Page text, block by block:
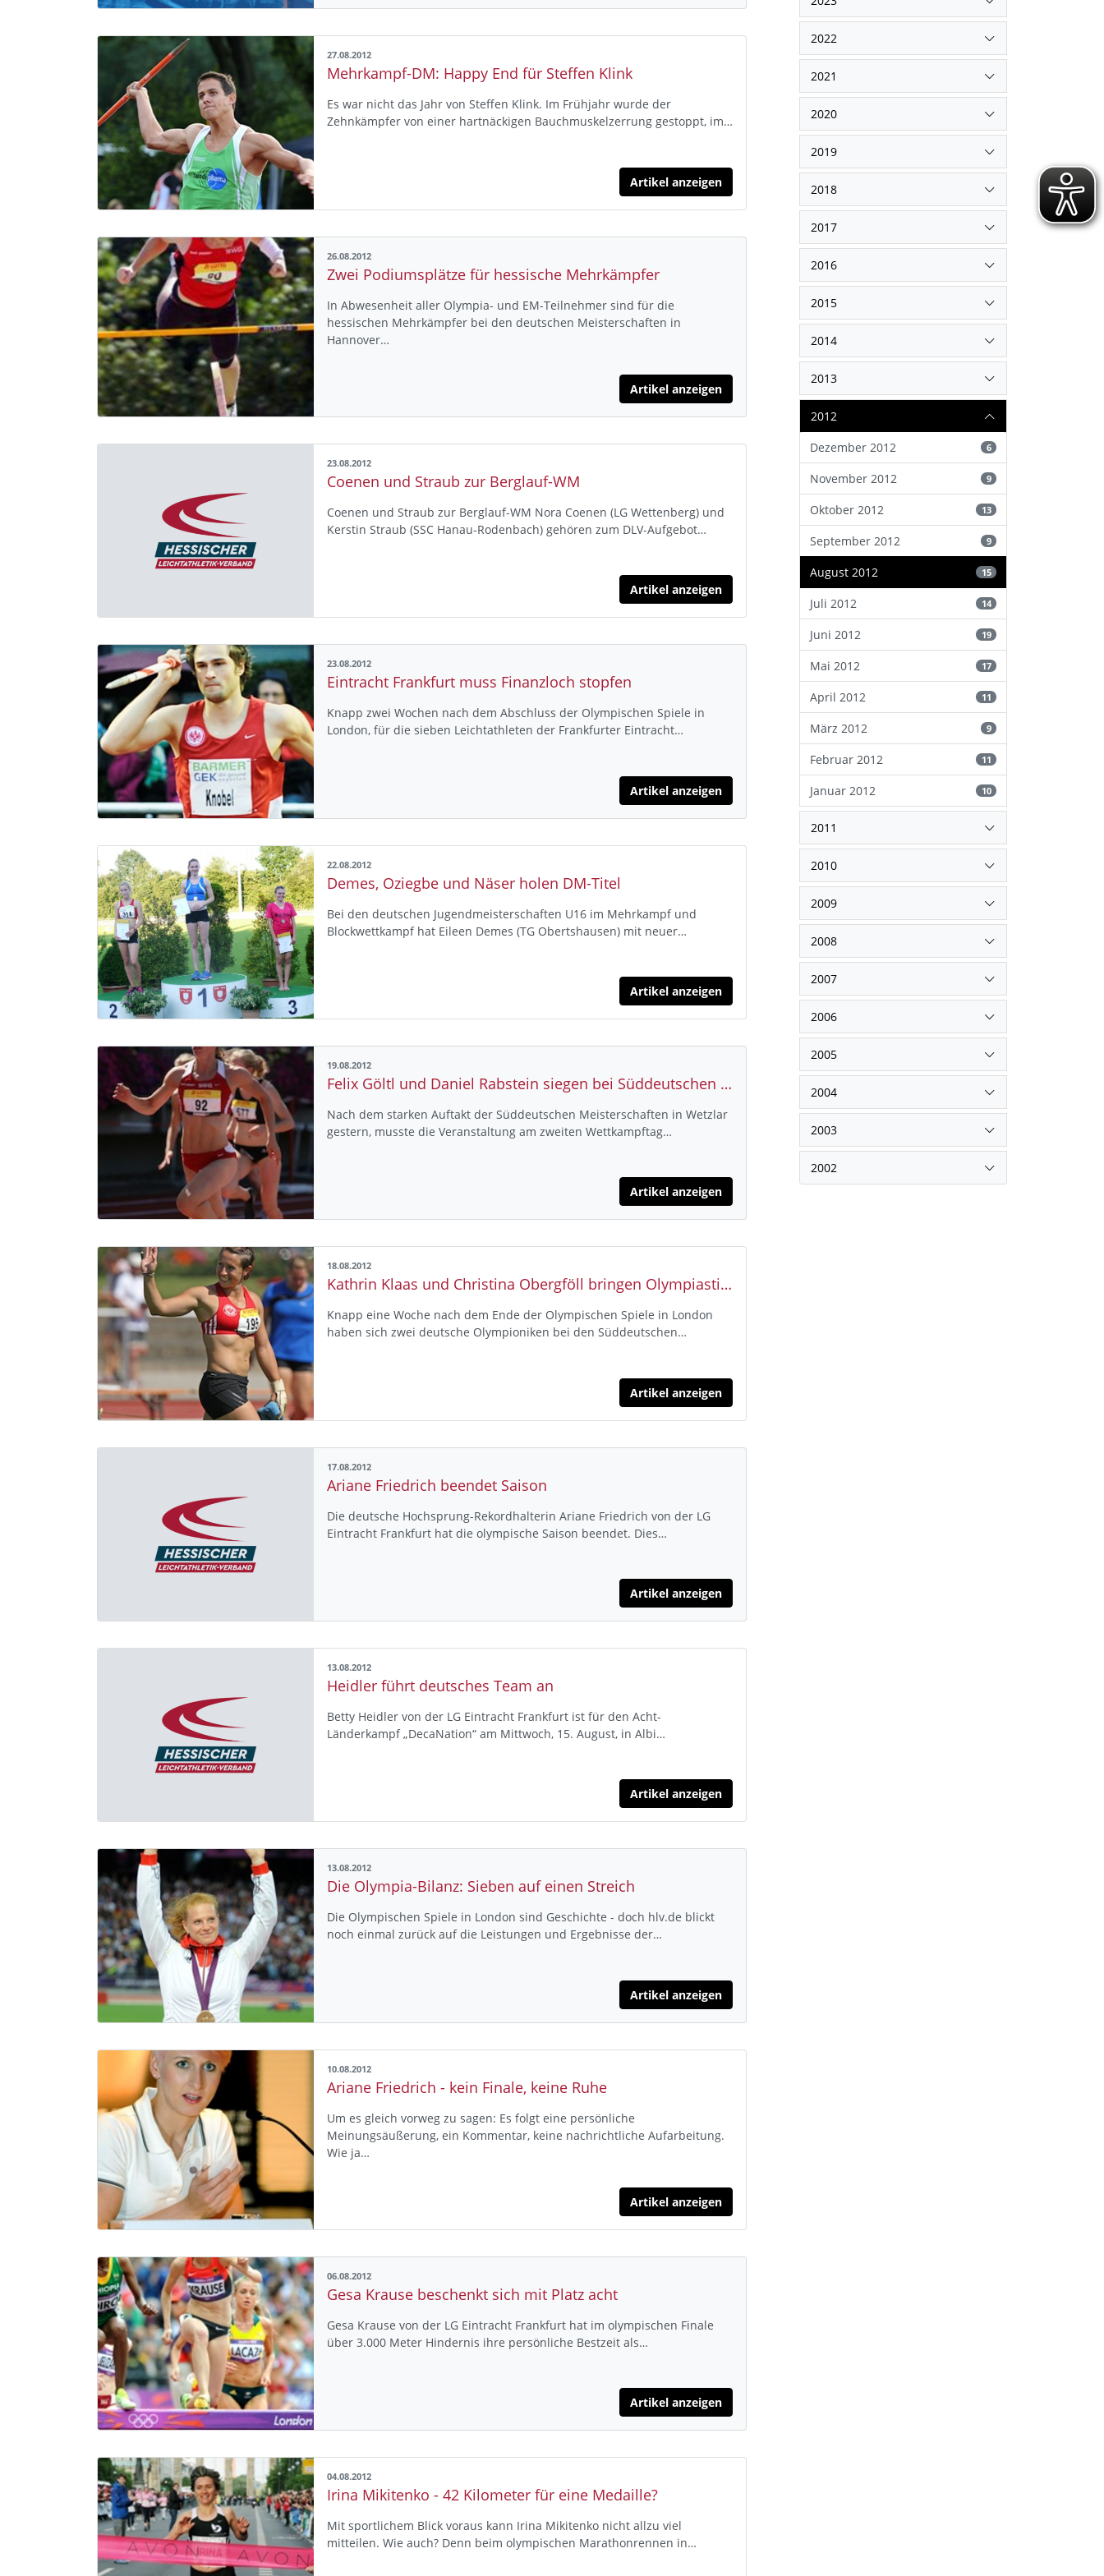
27.08.2012
Mehrkampf-DM: Happy End für Steffen Klink
Es war nicht das Jahr von Steffen Klink. Im Frühjahr wurde der
Zehnkämpfer von einer hartnäckigen Bauchmuskelzerrung gestoppt, im…
Artikel anzeigen
26.08.2012
Zwei Podiumsplätze für hessische Mehrkämpfer
In Abwesenheit aller Olympia- und EM-Teilnehmer sind für die
hessischen Mehrkämpfer bei den deutschen Meisterschaften in
Hannover…
Artikel anzeigen
23.08.2012
Coenen und Straub zur Berglauf-WM
Coenen und Straub zur Berglauf-WM Nora Coenen (LG Wettenberg) und
Kerstin Straub (SSC Hanau-Rodenbach) gehören zum DLV-Aufgebot…
Artikel anzeigen
23.08.2012
Eintracht Frankfurt muss Finanzloch stopfen
Knapp zwei Wochen nach dem Abschluss der Olympischen Spiele in
London, für die sieben Leichtathleten der Frankfurter Eintracht…
Artikel anzeigen
22.08.2012
Demes, Oziegbe und Näser holen DM-Titel
Bei den deutschen Jugendmeisterschaften U16 im Mehrkampf und
Blockwettkampf hat Eileen Demes (TG Obertshausen) mit neuer…
Artikel anzeigen
19.08.2012
Felix Göltl und Daniel Rabstein siegen bei Süddeutschen doppelt
Nach dem starken Auftakt der Süddeutschen Meisterschaften in Wetzlar
gestern, musste die Veranstaltung am zweiten Wettkampftag…
Artikel anzeigen
18.08.2012
Kathrin Klaas und Christina Obergföll bringen Olympiastimmung nach Wetzlar
Knapp eine Woche nach dem Ende der Olympischen Spiele in London
haben sich zwei deutsche Olympioniken bei den Süddeutschen…
Artikel anzeigen
17.08.2012
Ariane Friedrich beendet Saison
Die deutsche Hochsprung-Rekordhalterin Ariane Friedrich von der LG
Eintracht Frankfurt hat die olympische Saison beendet. Dies…
Artikel anzeigen
13.08.2012
Heidler führt deutsches Team an
Betty Heidler von der LG Eintracht Frankfurt ist für den Acht-
Länderkampf „DecaNation“ am Mittwoch, 15. August, in Albi…
Artikel anzeigen
13.08.2012
Die Olympia-Bilanz: Sieben auf einen Streich
Die Olympischen Spiele in London sind Geschichte - doch hlv.de blickt
noch einmal zurück auf die Leistungen und Ergebnisse der…
Artikel anzeigen
10.08.2012
Ariane Friedrich - kein Finale, keine Ruhe
Um es gleich vorweg zu sagen: Es folgt eine persönliche
Meinungsäußerung, ein Kommentar, keine nachrichtliche Aufarbeitung.
Wie ja…
Artikel anzeigen
06.08.2012
Gesa Krause beschenkt sich mit Platz acht
Gesa Krause von der LG Eintracht Frankfurt hat im olympischen Finale
über 3.000 Meter Hindernis ihre persönliche Bestzeit als…
Artikel anzeigen
04.08.2012
Irina Mikitenko - 42 Kilometer für eine Medaille?
Mit sportlichem Blick voraus kann Irina Mikitenko nicht allzu viel
mitteilen. Wie auch? Denn beim olympischen Marathonrennen in…
2022
2021
2020
2019
2018
2017
2016
2015
2014
2013
2012
Dezember 2012
6
November 2012 9
Oktober 2012 13
September 2012 9
August 2012 15
Juli 2012 14
Juni 2012 19
Mai 2012 17
April 2012 11
März 2012 9
Februar 2012 11
Januar 2012 10
2011
2010
2009
2008
2007
2006
2005
2004
2003
2002